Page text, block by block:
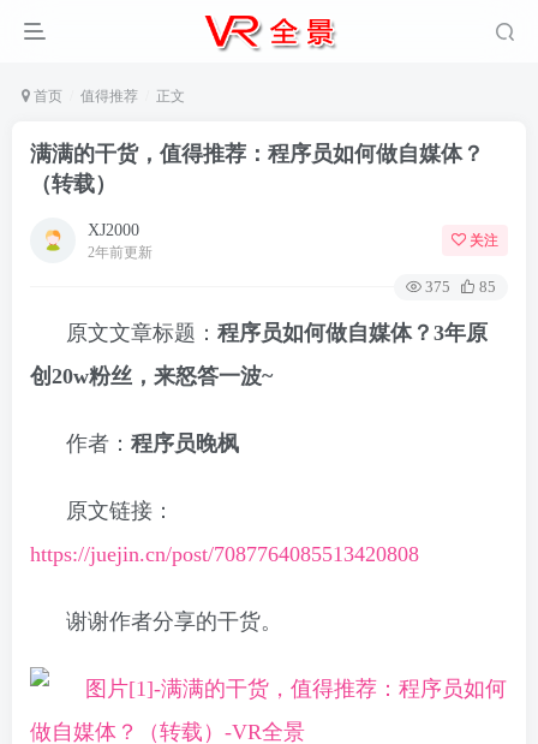
首页 值得推荐 正文
满满的干货，值得推荐：程序员如何做自媒体？
（转载）
XJ2000
2年前更新
关注
375 85
原文文章标题： 程序员如何做自媒体？3年原
创20w粉丝，来怒答一波~
作者： 程序员晚枫
原文链接：
https://juejin.cn/post/7087764085513420808
谢谢作者分享的干货。